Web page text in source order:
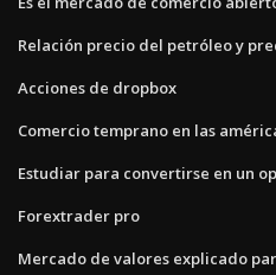
Relación precio del petróleo y
Acciones de dropbox
Comercio temprano en las
Estudiar para convertirse en un
Forextrader pro
Mercado de valores explicado